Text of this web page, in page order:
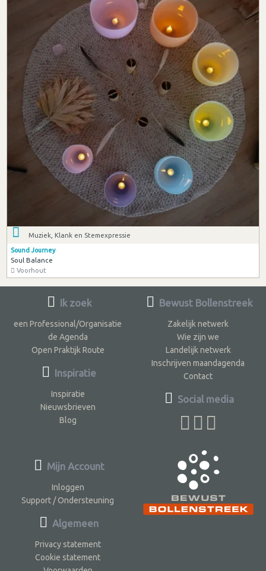
Muziek, Klank en Stemexpressie
Sound Journey
Soul Balance
Voorhout
Ik zoek
een Professional/Organisatie
de Agenda
Open Praktijk Route
Inspiratie
Inspiratie
Nieuwsbrieven
Blog
Bewust Bollenstreek
Zakelijk netwerk
Wie zijn we
Landelijk netwerk
Inschrijven maandagenda
Contact
Social media
Mijn Account
Inloggen
Support / Ondersteuning
Algemeen
Privacy statement
Cookie statement